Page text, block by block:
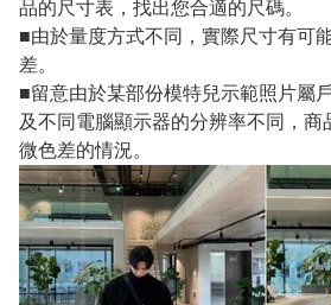
品的尺寸表，找出您合適的尺碼。
■由於量度方式不同，實際尺寸有可
差。
■留意由於某部份模特兒示範照片屬
及不同電腦顯示器的分辨率不同，商
微色差的情況。